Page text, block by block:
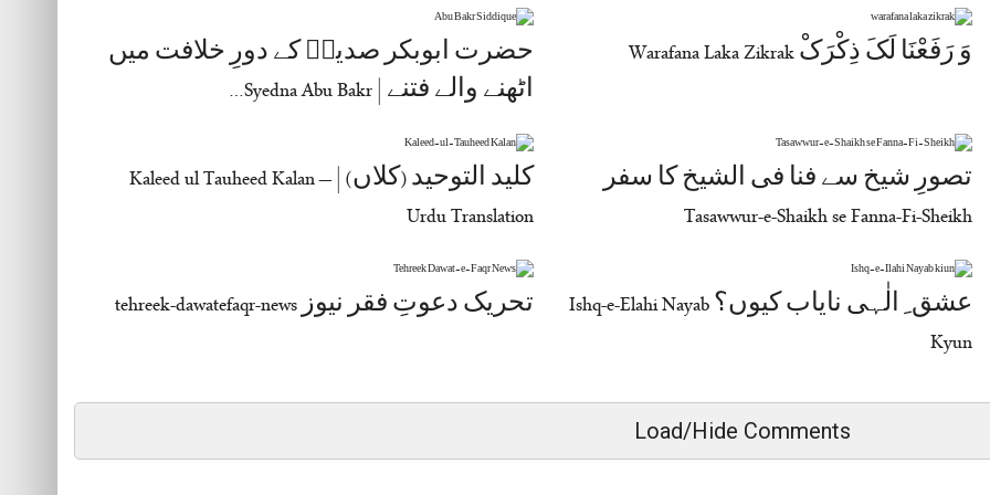
وَ رَفَعْنَا لَکَ ذِکْرَکْ Warafana Laka Zikrak
حضرت ابوبکر صدیقؓ کے دورِ خلافت میں
اٹھنے والے فتنے | Syedna Abu Bakr…
تصورِ شیخ سے فنا فی الشیخ کا سفر
Tasawwur-e-Shaikh se Fanna-Fi-Sheikh
کلید التوحید (کلاں) | Kaleed ul Tauheed Kalan –
Urdu Translation
عشق ِ الٰہی نایاب کیوں؟ Ishq-e-Elahi Nayab
Kyun
تحریک دعوتِ فقر نیوز tehreek-dawatefaqr-news
Load/Hide Comments